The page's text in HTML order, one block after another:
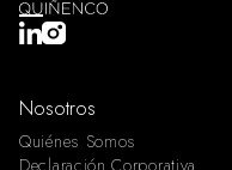
Nosotros
Quiénes Somos
Declaración Corporativa